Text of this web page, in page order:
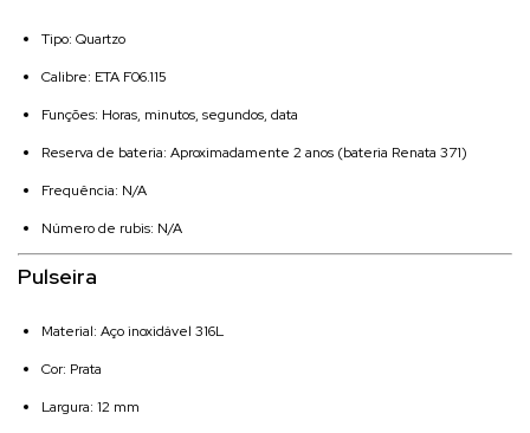
Tipo: Quartzo
Calibre: ETA F06.115
Funções: Horas, minutos, segundos, data
Reserva de bateria: Aproximadamente 2 anos (bateria Renata 371)
Frequência: N/A
Número de rubis: N/A
Pulseira
Material: Aço inoxidável 316L
Cor: Prata
Largura: 12 mm